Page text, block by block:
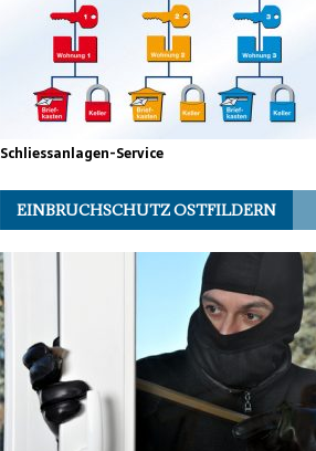
Schliessanlagen-Service
EINBRUCHSCHUTZ OSTFILDERN